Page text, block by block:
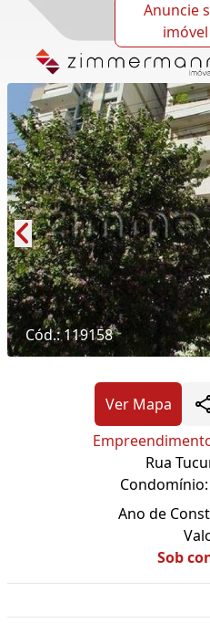
Anuncie
imóvel
Cód.: 119158
Ver Mapa
Rua
Condomínio:
Ano de
Sob